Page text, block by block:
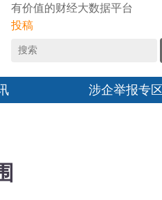
有价值的财经大数据平台
投稿
涉企举报专区